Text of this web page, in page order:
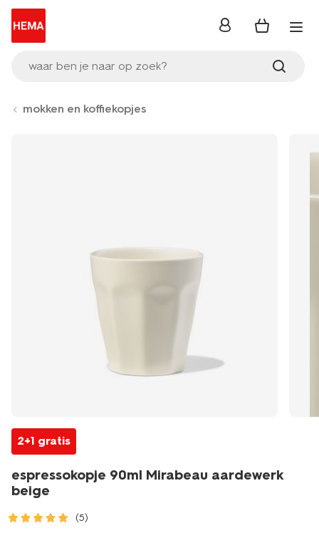
waar ben je naar op zoek?
inloggen
mokken en koffiekopjes
2+1 gratis
espressokopje 90ml Mirabeau aardewerk
beige
(5)